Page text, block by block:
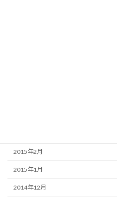
2015年2月
2015年1月
2014年12月